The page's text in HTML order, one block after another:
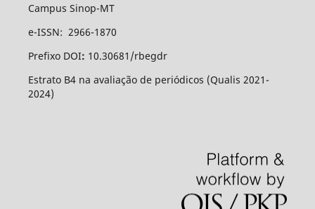
Campus Sinop-MT
e-ISSN: 2966-1870
Prefixo DOI: 10.30681/rbegdr
Estrato B4 na avaliação de periódicos (Qualis 2021-
2024)